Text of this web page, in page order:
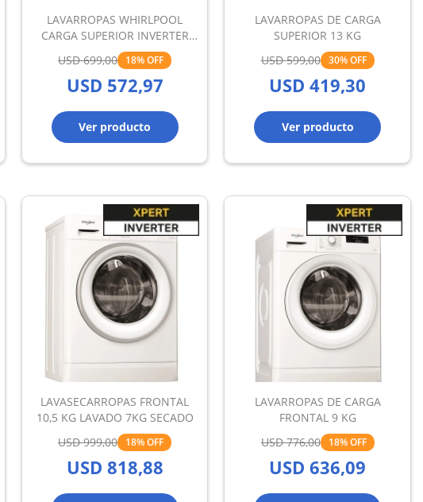
LAVARROPAS WHIRLPOOL
CARGA SUPERIOR INVERTER
13KG
USD 699,00 18
USD 572,97
LAVARROPAS DE CARGA
SUPERIOR 13 KG
USD 599,00 30
USD 419,30
LAVASECARROPAS FRONTAL
10,5 KG LAVADO 7KG SECADO
USD 999,00 18
USD 818,88
LAVARROPAS DE CARGA
FRONTAL 9 KG
USD 776,00 18
USD 636,09